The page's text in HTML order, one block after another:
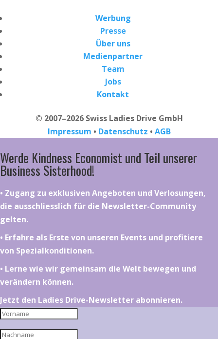
Werbung
Presse
Über uns
Medienpartner
Team
Jobs
Kontakt
© 2007–2026 Swiss Ladies Drive GmbH
Impressum • Datenschutz • AGB
Werde Kindness Economist und Teil unserer
Business Sisterhood!
•⁠ ⁠⁠Zugang zu exklusiven Angeboten und Verlosungen,
die ausschliesslich für die Newsletter-Community
gelten.
•⁠ ⁠⁠Erfahre als Erste von unseren Events und profitiere
von Spezialkonditionen.
•⁠ ⁠⁠Lerne wie wir gemeinsam die Welt bewegen und
verändern können.
Jetzt den Ladies Drive-Newsletter abonnieren.